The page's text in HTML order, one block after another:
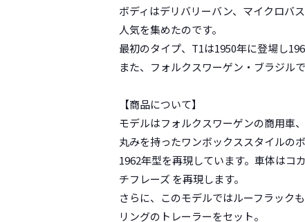
ボディはデリバリーバン、マイクロバ
人気を集めたのです。
最初のタイプ、T1は1950年に登場し
また、フォルクスワーゲン・ブラジル
【商品について】
モデルはフォルクスワーゲンの商用車
丸みを持ったワンボックススタイルの
1962年型を再現しています。車体はコ
チフレーズ を再現します。
さらに、このモデルではルーフラック
リングのトレーラーをセット。